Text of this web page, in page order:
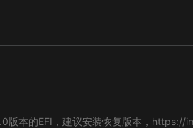
版本的EFI，建议安装恢复版本，